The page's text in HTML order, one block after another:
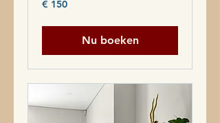
euro
€ 150
Nu boeken